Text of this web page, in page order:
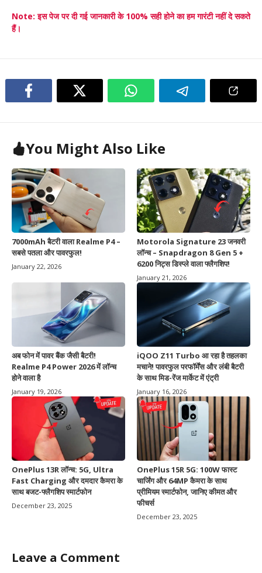
Note: इस पेज पर दी गई जानकारी के 100% सही होने का हम गारंटी नहीं दे सकते
हैं।
You Might Also Like
7000mAh बैटरी वाला Realme P4 –
सबसे पतला और पावरफुल!
January 22, 2026
Motorola Signature 23 जनवरी
लॉन्च – Snapdragon 8 Gen 5 +
6200 निट्स डिस्प्ले वाला फ्लैगशिप!
January 21, 2026
अब फोन में पावर बैंक जैसी बैटरी!
Realme P4 Power 2026 में लॉन्च
होने वाला है
January 19, 2026
iQOO Z11 Turbo आ रहा है तहलका
मचाने! पावरफुल परफॉर्मेंस और लंबी बैटरी
के साथ मिड-रेंज मार्केट में एंट्री
January 16, 2026
OnePlus 13R लॉन्च: 5G, Ultra
Fast Charging और दमदार कैमरा के
साथ बजट-फ्लैगशिप स्मार्टफोन
December 23, 2025
OnePlus 15R 5G: 100W फास्ट
चार्जिंग और 64MP कैमरा के साथ
प्रीमियम स्मार्टफोन, जानिए कीमत और
फीचर्स
December 23, 2025
Leave a Comment